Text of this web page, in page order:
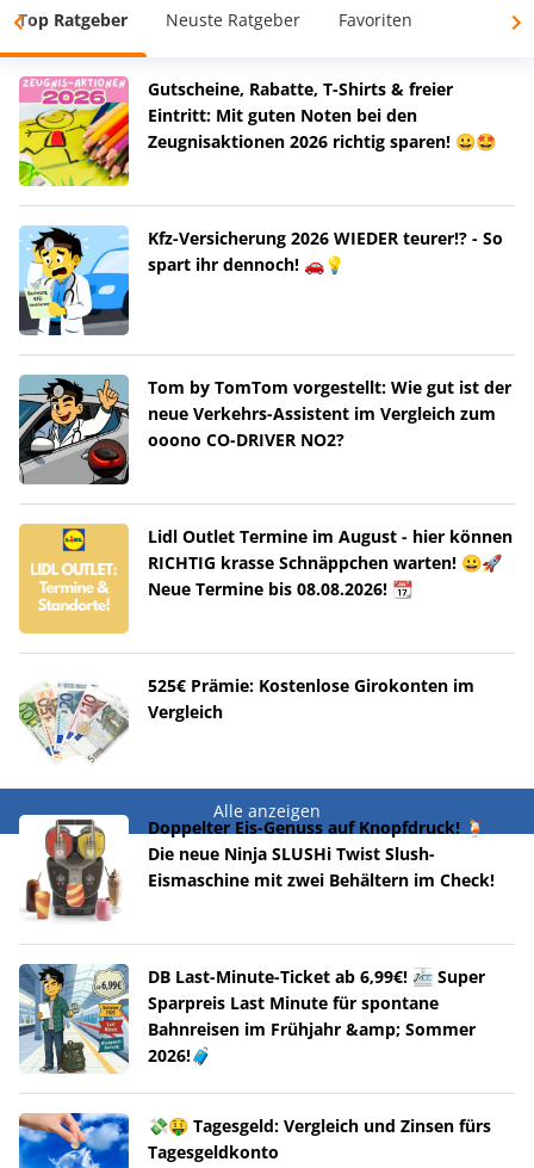
Top Ratgeber Neuste Ratgeber Favoriten
Gutscheine, Rabatte, T-Shirts & freier
Eintritt: Mit guten Noten bei den
Zeugnisaktionen 2026 richtig sparen! 😀🤩
Kfz-Versicherung 2026 WIEDER teurer!? - So
spart ihr dennoch! 🚗💡
Tom by TomTom vorgestellt: Wie gut ist der
neue Verkehrs-Assistent im Vergleich zum
ooono CO-DRIVER NO2?
Lidl Outlet Termine im August - hier können
RICHTIG krasse Schnäppchen warten! 😀🚀
Neue Termine bis 08.08.2026! 📆
525€ Prämie: Kostenlose Girokonten im
Vergleich
Alle anzeigen
Doppelter Eis-Genuss auf Knopfdruck! 🍹
Die neue Ninja SLUSHi Twist Slush-
Eismaschine mit zwei Behältern im Check!
DB Last-Minute-Ticket ab 6,99€! 🚈 Super
Sparpreis Last Minute für spontane
Bahnreisen im Frühjahr &amp; Sommer
2026!🧳
💸🤑 Tagesgeld: Vergleich und Zinsen fürs
Tagesgeldkonto